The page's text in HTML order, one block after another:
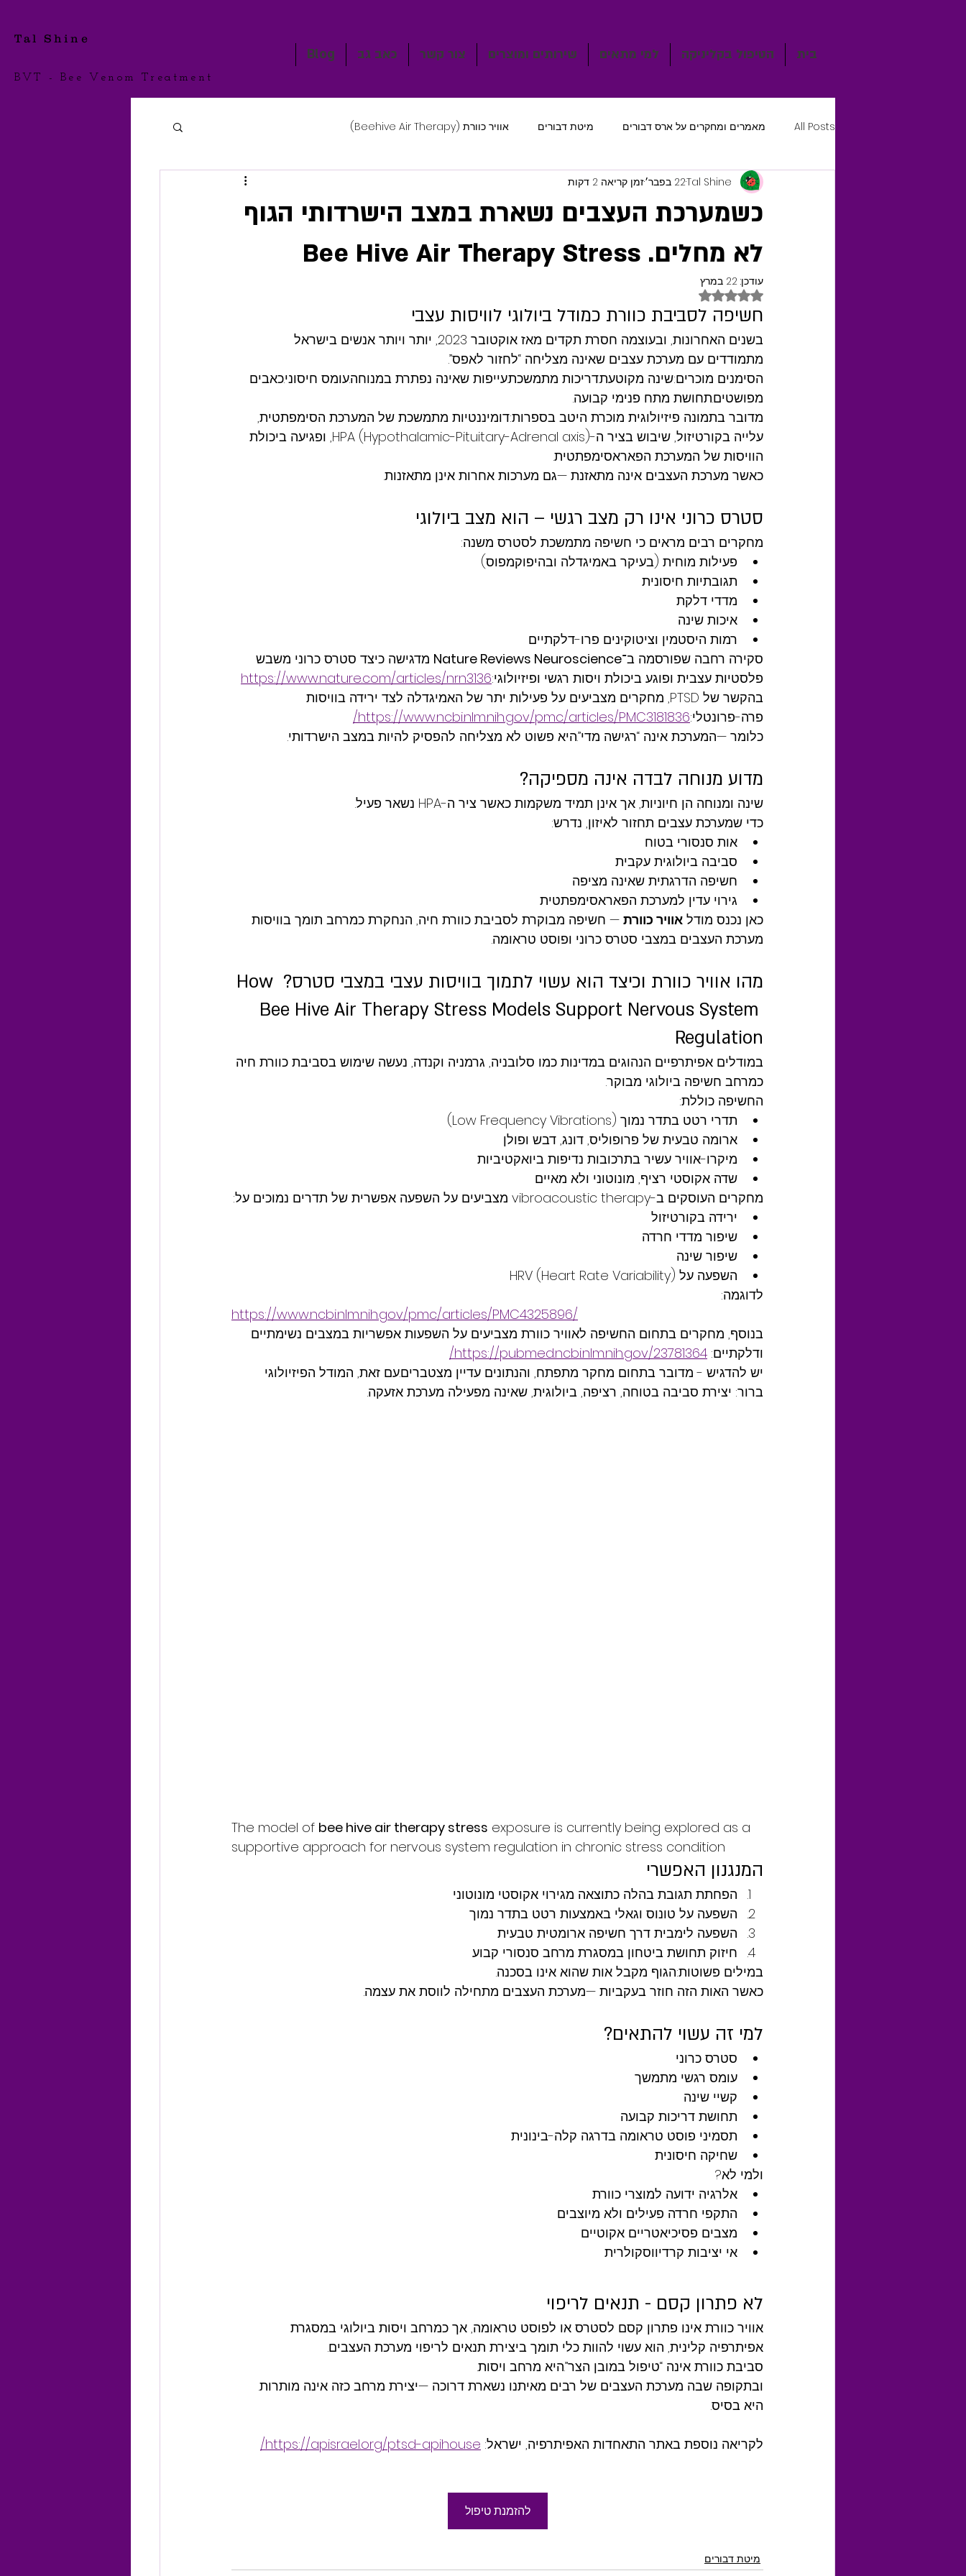
Tal Shine
BVT - Bee Venom Treatment
בית הטיפול בקליניקה למי מתאים שירותים ומוצרים צור קשר כאב גב Blog
All Posts מאמרים ומחקרים על ארס דבורים מיטת דבורים אוויר כוורת (Beehive Air Therapy)
כשמערכת העצבים נשארת במצב הישרדותי הגוף
לא מחלים. Bee Hive Air Therapy Stress
Tal Shine22 בפבר׳ זמן קריאה 2 דקות
עודכן: 22 במרץ
דירוג של NaN מתוך 5 כוכבים
חשיפה לסביבת כוורת כמודל ביולוגי לוויסות עצבי
בשנים האחרונות, ובעוצמה חסרת תקדים מאז אוקטובר 2023, יותר ויותר אנשים בישראל
מתמודדים עם מערכת עצבים שאינה מצליחה “לחזור לאפס”.
הסימנים מוכרים:שינה מקוטעת.דריכות מתמשכת.עייפות שאינה נפתרת במנוחה.עומס חיסוני.כאבים
מפושטים.תחושת מתח פנימי קבועה.
מדובר בתמונה פיזיולוגית מוכרת היטב בספרות:דומיננטיות מתמשכת של המערכת הסימפתטית,
עלייה בקורטיזול, שיבוש בציר ה-HPA (Hypothalamic-Pituitary-Adrenal axis), ופגיעה ביכולת
הוויסות של המערכת הפאראסימפתטית.
כאשר מערכת העצבים אינה מתאזנת —גם מערכות אחרות אינן מתאזנות.
סטרס כרוני אינו רק מצב רגשי – הוא מצב ביולוגי
מחקרים רבים מראים כי חשיפה מתמשכת לסטרס משנה:
פעילות מוחית (בעיקר באמיגדלה ובהיפוקמפוס)
תגובתיות חיסונית
מדדי דלקת
איכות שינה
רמות היסטמין וציטוקינים פרו-דלקתיים
סקירה רחבה שפורסמה ב־Nature Reviews Neuroscience מדגישה כיצד סטרס כרוני משבש
פלסטיות עצבית ופוגע ביכולת ויסות רגשי ופיזיולוגי:https://www.nature.com/articles/nrn3136
בהקשר של PTSD, מחקרים מצביעים על פעילות יתר של האמיגדלה לצד ירידה בוויסות
פרה-פרונטלי:https://www.ncbi.nlm.nih.gov/pmc/articles/PMC3181836/
כלומר —המערכת אינה “רגישה מדי”.היא פשוט לא מצליחה להפסיק להיות במצב הישרדותי.
מדוע מנוחה לבדה אינה מספיקה?
שינה ומנוחה הן חיוניות, אך אינן תמיד משקמות כאשר ציר ה-HPA נשאר פעיל.
כדי שמערכת עצבים תחזור לאיזון, נדרש:
אות סנסורי בטוח
סביבה ביולוגית עקבית
חשיפה הדרגתית שאינה מציפה
גירוי עדין למערכת הפאראסימפתטית
כאן נכנס מודל אוויר כוורת — חשיפה מבוקרת לסביבת כוורת חיה, הנחקרת כמרחב תומך בוויסות
מערכת העצבים במצבי סטרס כרוני ופוסט טראומה.
מהו אוויר כוורת וכיצד הוא עשוי לתמוך בוויסות עצבי במצבי סטרס? How
Bee Hive Air Therapy Stress Models Support Nervous System
Regulation
במודלים אפיתרפיים הנהוגים במדינות כמו סלובניה, גרמניה וקנדה, נעשה שימוש בסביבת כוורת חיה
כמרחב חשיפה ביולוגי מבוקר.
החשיפה כוללת:
תדרי רטט בתדר נמוך (Low Frequency Vibrations)
ארומה טבעית של פרופוליס, דונג, דבש ופולן
מיקרו-אוויר עשיר בתרכובות נדיפות ביואקטיביות
שדה אקוסטי רציף, מונוטוני ולא מאיים
מחקרים העוסקים ב-vibroacoustic therapy מצביעים על השפעה אפשרית של תדרים נמוכים על:
ירידה בקורטיזול
שיפור מדדי חרדה
שיפור שינה
השפעה על HRV (Heart Rate Variability)
לדוגמה:
https://www.ncbi.nlm.nih.gov/pmc/articles/PMC4325896/
בנוסף, מחקרים בתחום החשיפה לאוויר כוורת מצביעים על השפעות אפשריות במצבים נשימתיים
ודלקתיים: https://pubmed.ncbi.nlm.nih.gov/23781364/
יש להדגיש - מדובר בתחום מחקר מתפתח, והנתונים עדיין מצטברים.עם זאת, המודל הפיזיולוגי
ברור: יצירת סביבה בטוחה, רציפה, ביולוגית, שאינה מפעילה מערכת אזעקה.
The model of bee hive air therapy stress exposure is currently being explored as a
supportive approach for nervous system regulation in chronic stress condition
המנגנון האפשרי
הפחתת תגובת בהלה כתוצאה מגירוי אקוסטי מונוטוני
השפעה על טונוס וגאלי באמצעות רטט בתדר נמוך
השפעה לימבית דרך חשיפה ארומטית טבעית
חיזוק תחושת ביטחון במסגרת מרחב סנסורי קבוע
במילים פשוטות:הגוף מקבל אות שהוא אינו בסכנה.
כאשר האות הזה חוזר בעקביות —מערכת העצבים מתחילה לווסת את עצמה.
למי זה עשוי להתאים?
סטרס כרוני
עומס רגשי מתמשך
קשיי שינה
תחושת דריכות קבועה
תסמיני פוסט טראומה בדרגה קלה-בינונית
שחיקה חיסונית
ולמי לא?
אלרגיה ידועה למוצרי כוורת
התקפי חרדה פעילים ולא מיוצבים
מצבים פסיכיאטריים אקוטיים
אי יציבות קרדיווסקולרית
לא פתרון קסם - תנאים לריפוי
אוויר כוורת אינו פתרון קסם לסטרס או לפוסט טראומה, אך כמרחב ויסות ביולוגי במסגרת
אפיתרפיה קלינית, הוא עשוי להוות כלי תומך ביצירת תנאים לריפוי מערכת העצבים.
סביבת כוורת אינה “טיפול במובן הצר”.היא מרחב ויסות.
ובתקופה שבה מערכת העצבים של רבים מאיתנו נשארת דרוכה —יצירת מרחב כזה אינה מותרות.
היא בסיס.
לקריאה נוספת באתר התאחדות האפיתרפיה, ישראל: https://apisrael.org/ptsd-apihouse/
להזמנת טיפול
מיטת דבורים